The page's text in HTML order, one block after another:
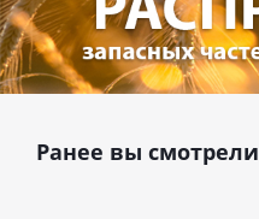
Ранее вы смотрели